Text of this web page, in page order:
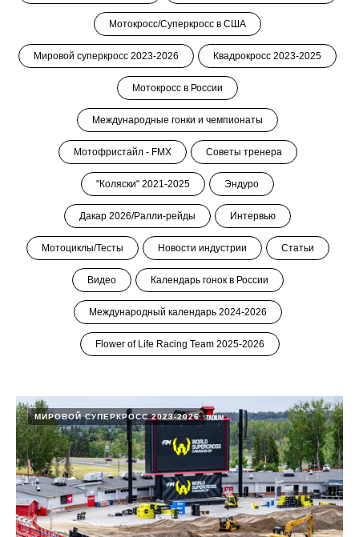
Мотокросс/Суперкросс в США
Мировой суперкросс 2023-2026 Квадрокросс 2023-2025
Мотокросс в России
Международные гонки и чемпионаты
Мотофристайл - FMX Советы тренера
"Коляски" 2021-2025 Эндуро
Дакар 2026/Ралли-рейды Интервью
Мотоциклы/Тесты Новости индустрии Статьи
Видео Календарь гонок в России
Международный календарь 2024-2026
Flower of Life Racing Team 2025-2026
МИРОВОЙ СУПЕРКРОСС 2023-2026